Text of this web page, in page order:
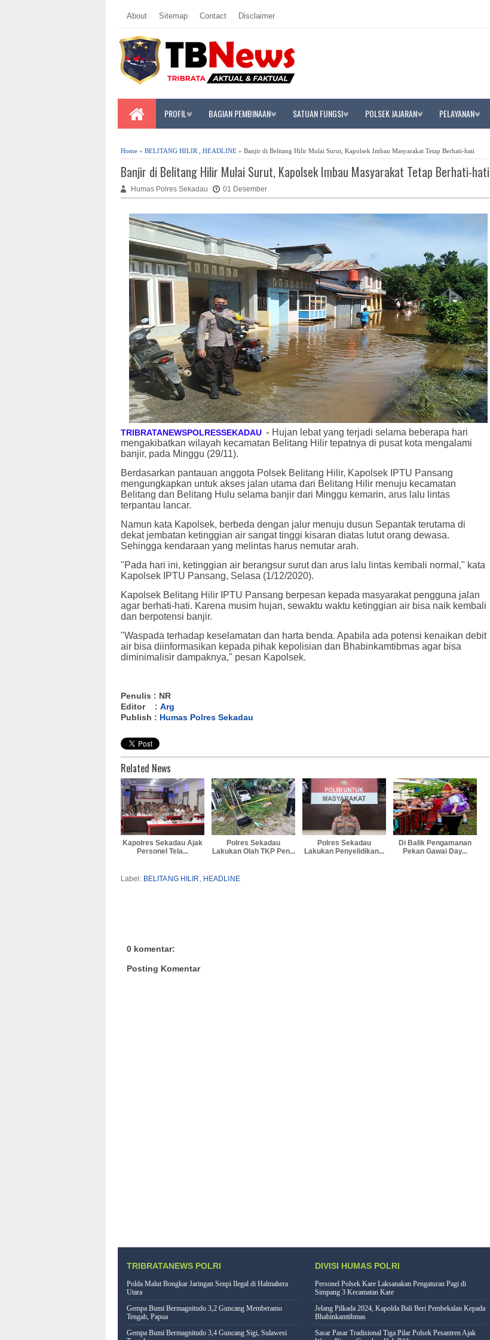
About Sitemap Contact Disclaimer
PROFIL BAGIAN PEMBINAAN SATUAN FUNGSI POLSEK JAJARAN PELAYANAN
Home » BELITANG HILIR HEADLINE » Banjir di Belitang Hilir Mulai Surut, Kapolsek Imbau Masyarakat Tetap Berhati-hati
Banjir di Belitang Hilir Mulai Surut, Kapolsek Imbau Masyarakat Tetap Berhati-hati
Humas Polres Sekadau 01 Desember
TRIBRATANEWSPOLRESSEKADAU - Hujan lebat yang terjadi selama beberapa hari
mengakibatkan wilayah kecamatan Belitang Hilir tepatnya di pusat kota mengalami
banjir, pada Minggu (29/11).
Berdasarkan pantauan anggota Polsek Belitang Hilir, Kapolsek IPTU Pansang
mengungkapkan untuk akses jalan utama dari Belitang Hilir menuju kecamatan
Belitang dan Belitang Hulu selama banjir dari Minggu kemarin, arus lalu lintas
terpantau lancar.
Namun kata Kapolsek, berbeda dengan jalur menuju dusun Sepantak terutama di
dekat jembatan ketinggian air sangat tinggi kisaran diatas lutut orang dewasa.
Sehingga kendaraan yang melintas harus nemutar arah.
"Pada hari ini, ketinggian air berangsur surut dan arus lalu lintas kembali normal," kata
Kapolsek IPTU Pansang, Selasa (1/12/2020).
Kapolsek Belitang Hilir IPTU Pansang berpesan kepada masyarakat pengguna jalan
agar berhati-hati. Karena musim hujan, sewaktu waktu ketinggian air bisa naik kembali
dan berpotensi banjir.
"Waspada terhadap keselamatan dan harta benda. Apabila ada potensi kenaikan debit
air bisa diinformasikan kepada pihak kepolisian dan Bhabinkamtibmas agar bisa
diminimalisir dampaknya," pesan Kapolsek.
Penulis : NR
Editor : Arg
Publish : Humas Polres Sekadau
Related News
Kapolres Sekadau Ajak
Personel Tela...
Polres Sekadau
Lakukan Olah TKP Pen...
Polres Sekadau
Lakukan Penyelidikan...
Di Balik Pengamanan
Pekan Gawai Day...
Label: BELITANG HILIR , HEADLINE
0 komentar:
Posting Komentar
TRIBRATANEWS POLRI
Polda Malut Bongkar Jaringan Senpi Ilegal di Halmahera
Utara
Gempa Bumi Bermagnitudo 3,2 Guncang Memberamo
Tengah, Papua
Gempa Bumi Bermagnitudo 3,4 Guncang Sigi, Sulawesi
DIVISI HUMAS POLRI
Personel Polsek Kare Laksanakan Pengaturan Pagi di
Simpang 3 Kecamatan Kare
Jelang Pilkada 2024, Kapolda Bali Beri Pembekalan Kepada
Bhabinkamtibmas
Sasar Pasar Tradisional Tiga Pilar Polsek Pesantren Ajak